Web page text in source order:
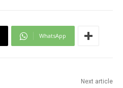
WhatsApp
Next article